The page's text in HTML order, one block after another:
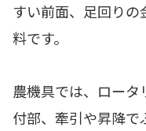
すい前面、足回り
料です。
農機具では、ロー
付部、牽引や昇降で